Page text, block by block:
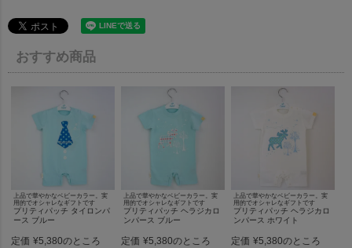
おすすめ商品
上品で華やかなベビーカラー。実
用的でオシャレなギフトです
プリティパッチ タイロンパ
ース ブルー
定価 ¥5,380のところ
上品で華やかなベビーカラー。実
用的でオシャレなギフトです
プリティパッチ ヘラジカロ
ンパース ブルー
定価 ¥5,380のところ
上品で華やかなベビーカラー。実
用的でオシャレなギフトです
プリティパッチ ヘラジカロ
ンパース ホワイト
定価 ¥5,380のところ